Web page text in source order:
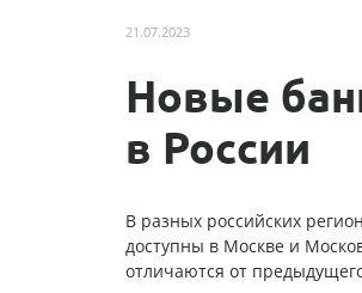
21.07.2023
Новые
в России
В разных российских
доступны в Москве и
отличаются от